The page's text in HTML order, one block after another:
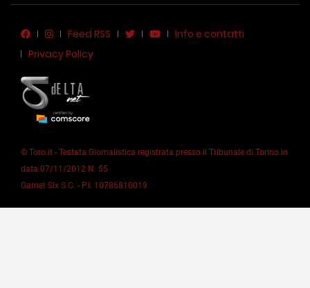
Feed RSS
Info e contatti
Privacy Policy
© Toro.it - Testata Giornalistica registrata presso il Tribunale di Torino in
data 07/11/2012 N. 55
Garnet Six S.C. - P.I. 10786810019